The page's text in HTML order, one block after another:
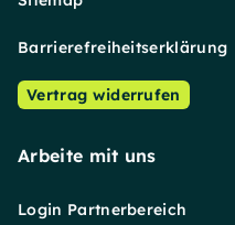
Barrierefreiheitserklärung
Vertrag widerrufen
Arbeite mit uns
Login Partnerbereich